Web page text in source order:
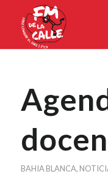
BAHIA BLANCA,